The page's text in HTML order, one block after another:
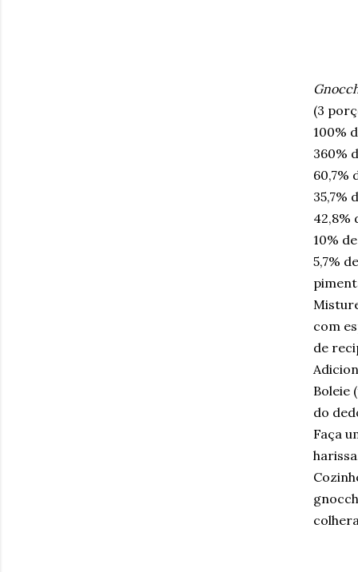
(3
100%
360%
60,7%
35,7%
42,8%
10% de
5,7%
com
de
Boleie
do
Faça